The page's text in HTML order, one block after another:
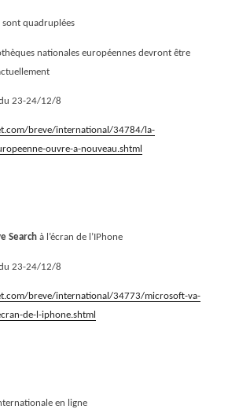
sont quadruplées
nationales européennes devront être
du 23-24/12/8
breve/international/34784/la-
ouvre-a-nouveau.shtml
Search à l’écran de l’IPhone
du 23-24/12/8
breve/international/34773/microsoft-va-
de-l-iphone.shtml
en ligne